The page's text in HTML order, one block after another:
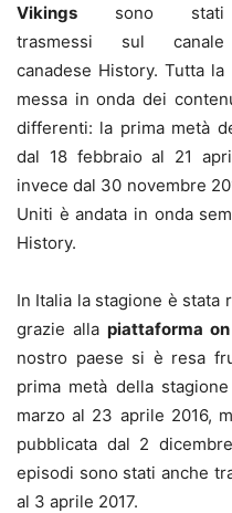
Vikings sono stati
trasmessi sul canale
canadese History. Tutta la
messa in onda dei
differenti: la prima metà
dal 18 febbraio al 21
invece dal 30 novembre
Uniti è andata in onda
History.
In Italia la stagione è
grazie alla piattaforma
nostro paese si è resa
prima metà della
marzo al 23 aprile 2016,
pubblicata dal 2
episodi sono stati anche
al 3 aprile 2017.